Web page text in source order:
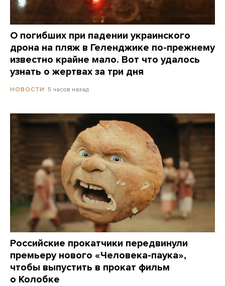
О погибших при падении украинского
дрона на пляж в Геленджике по-прежнему
известно крайне мало. Вот что удалось
узнать о жертвах за три дня
НОВОСТИ 5 часов назад
Российские прокатчики передвинули
премьеру нового «Человека-паука»,
чтобы выпустить в прокат фильм
о Колобке